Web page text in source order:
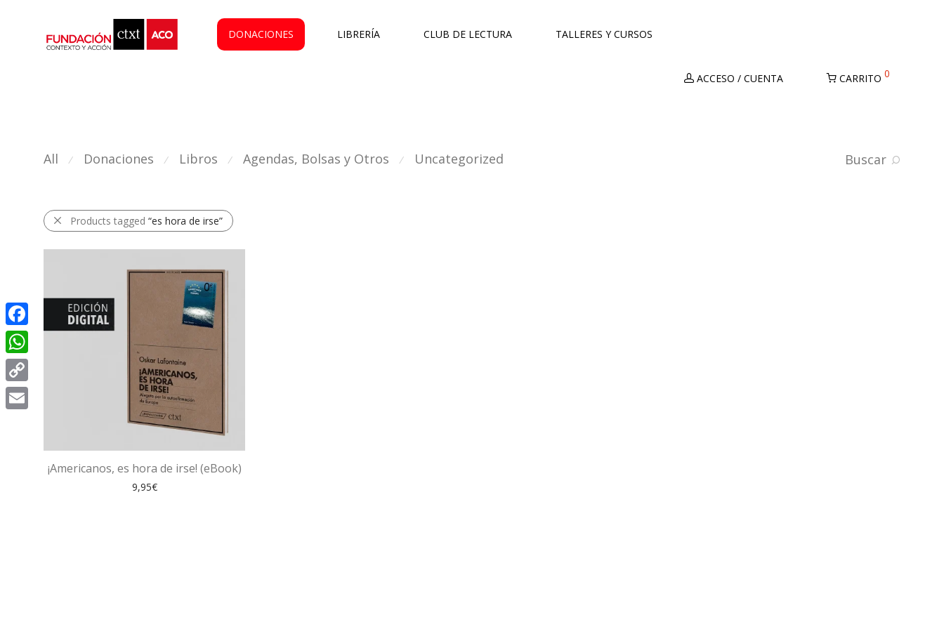
DONACIONES LIBRERÍA CLUB DE LECTURA TALLERES Y CURSOS
ACCESO / CUENTA CARRITO 0
Buscar
All ⁄ Donaciones ⁄ Libros ⁄ Agendas, Bolsas y Otros ⁄ Uncategorized
Products tagged “es hora de irse”
¡Americanos, es hora de irse! (eBook)
9,95€
Facebook
WhatsApp
Copy